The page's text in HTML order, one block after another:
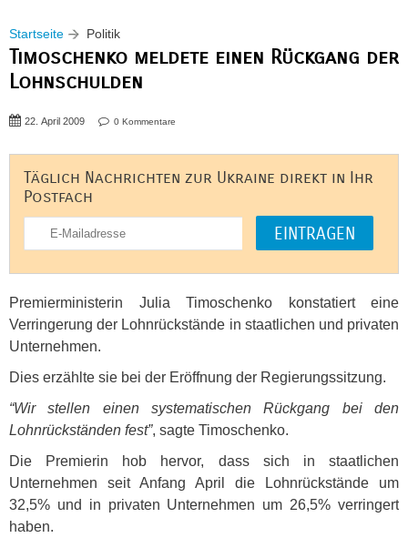
Startseite Politik
Timoschenko meldete einen Rückgang der
Lohnschulden
22. April 2009 0 Kommentare
Täglich Nachrichten zur Ukraine direkt in Ihr
Postfach
Premierministerin Julia Timoschenko konstatiert eine
Verringerung der Lohnrückstände in staatlichen und privaten
Unternehmen.
Dies erzählte sie bei der Eröffnung der Regierungssitzung.
“Wir stellen einen systematischen Rückgang bei den
Lohnrückständen fest”, sagte Timoschenko.
Die Premierin hob hervor, dass sich in staatlichen
Unternehmen seit Anfang April die Lohnrückstände um
32,5% und in privaten Unternehmen um 26,5% verringert
haben.